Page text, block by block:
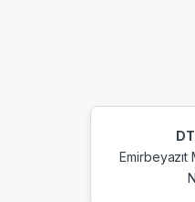
Emirbeyazıt